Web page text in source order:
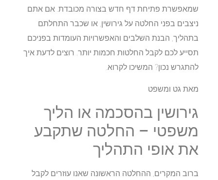
שמאפשרת פתיחת דף חדש בצורה מכובדת. אם אתם
ניצבים בפני החלטה על גירושין, או שכבר התחלתם
בתהליך, הבנת השלבים והאפשרויות העומדות בפניכם
תסייע לכם לקבל החלטות חכמות יותר. רוצים לדעת איך
להתגרש נכון? המשיכו לקרוא.
מאת גט ומשפט
גירושין בהסכמה או הליך
משפטי – החלטה שתקבע
את אופי התהליך
ברוב המקרים, ההחלטה הראשונה שאנו עוזרים לקבל